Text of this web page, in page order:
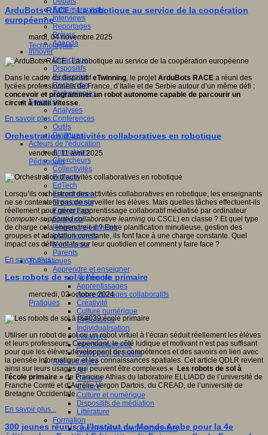
Faits marquants
Interviews
Reportages
Brèves
Agenda
Innover
Didactique
Dispositifs
Pédagogie
Recherche
Technologies
Savoir(s)
Analyses
Conférences
Outils
Pratiques
Acteurs de l'éducation
Animateurs
Chercheurs
Collectivités
Editeurs
EdTech
Encadrement
Enseignants
Entreprises
Etudiants
Filières industrielles
Institutionnels
Médiateurs
Parents
Thématiques
Apprendre et enseigner
Apprendre
Apprentissages
Apprentissages collaboratifs
Créativité
Culture numérique
Evaluations
Individualisation
Initiatives
Interdisciplinarité
Outils pour la classe
Arts et Culture
Art
Cinéma
Culture
Culture et numérique
Dispositifs de médiation
Littérature
Formation
Compétences professionnelles
ArduBots RACE : La robotique au service de la coopération
européenne
mardi, 04 novembre 2025
Technologies
Dans le cadre du dispositifeTwinning, le projetArduBots RACE a réuni des
lycées professionnels de France, d’Italie et de Serbie autour d’un même défi :
concevoir et programmer un robot autonome capable de parcourir un
circuit à toute vitesse.
En savoir plus...
Orchestration d’activités collaboratives en robotique
vendredi, 11 avril 2025
Pédagogie
Lorsqu’ils orchestrent des activités collaboratives en robotique, les enseignants
ne se contentent pas de surveiller les élèves. Mais quelles tâches effectuent-ils
réellement pour gérer l’apprentissage collaboratif médiatisé par ordinateur
(computer-supported collaborative learning ou CSCL) en classe ? Et quel type
de charge cela engendre-t-il ? Entre planification minutieuse, gestion des
groupes et adaptation constante, ils font face à une charge constante. Quel
impact ces défis ont-ils sur leur quotidien et comment y faire face ?
En savoir plus...
Les robots de sol à l'école primaire
mercredi, 02 octobre 2024
Pratiques
Utiliser un robot de sol ou un robot virtuel à l’écran séduit réellement les élèves
et leurs professeurs. Cependant, le côté ludique et motivant n’est pas suffisant
pour que les élèves développent des compétences et des savoirs en lien avec
la pensée informatique et les connaissances spatiales. Cet article QDLR revient
ainsi sur leurs usages qui peuvent être complexes.« Les robots de sol à
l’école primaire » de Francine Athias du laboratoire ELLIADD de l’université de
Franche Comté et d’Aurélie Vergon Dartois, du CREAD, de l’université de
Bretagne Occidentale.
En savoir plus...
300 jeunes réunis à l’Institut du Monde Arabe pour la 4e